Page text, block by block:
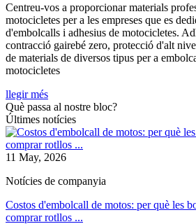
Centreu-vos a proporcionar materials
motocicletes per a les empreses que es
d'embolcalls i adhesius de motocicletes.
contracció gairebé zero, protecció d'alt
de materials de diversos tipus per a
motocicletes
llegir més
Què passa al nostre bloc?
Últimes notícies
11 May, 2026
Notícies de companyia
Costos d'embolcall de motos: per què les
comprar rotllos ...